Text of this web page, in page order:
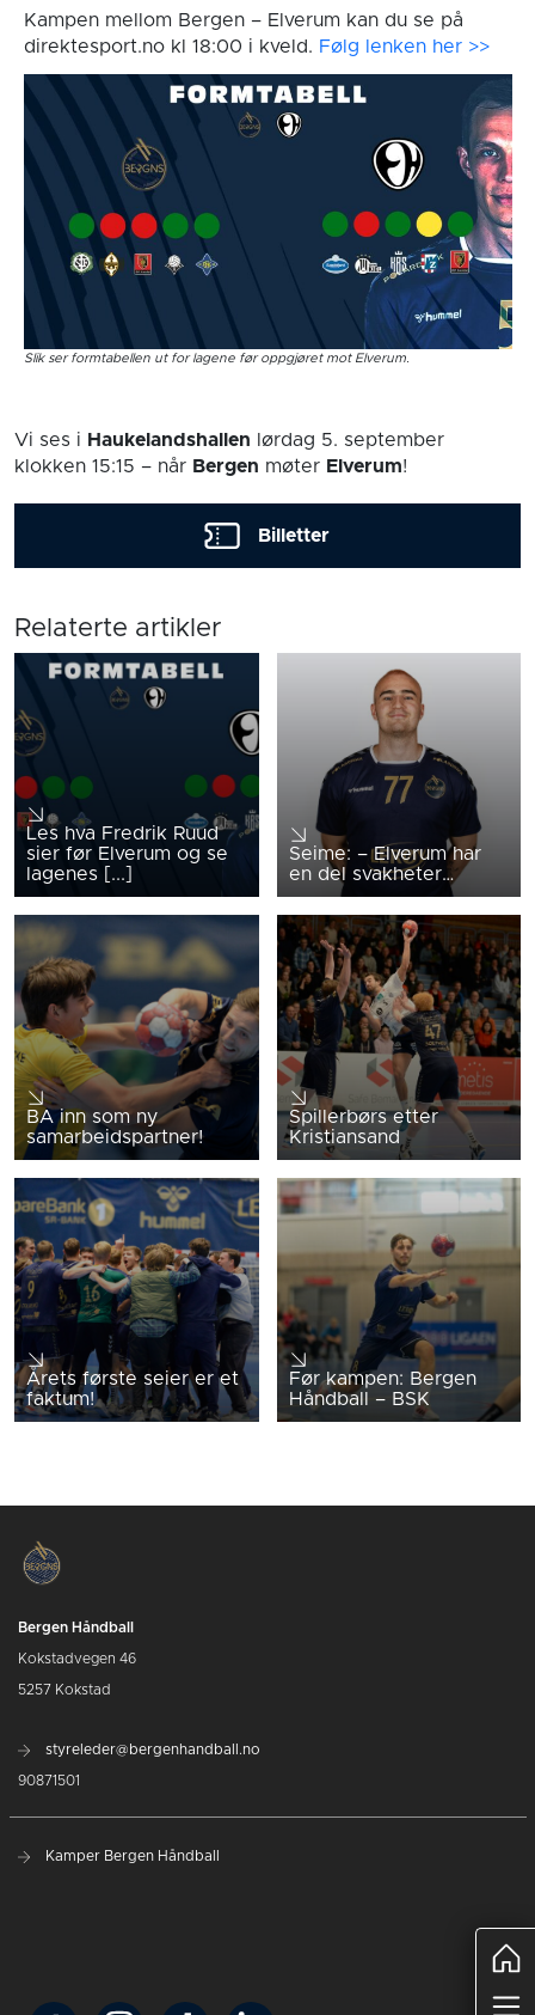
Kampen mellom Bergen – Elverum kan du se på
direktesport.no kl 18:00 i kveld. Følg lenken her >>
Slik ser formtabellen ut for lagene før oppgjøret mot Elverum.
Vi ses i Haukelandshallen lørdag 5. september
klokken 15:15 – når Bergen møter Elverum!
Billetter
Relaterte artikler
Les hva Fredrik Ruud
sier før Elverum og se
lagenes [...]
Seime: – Elverum har
en del svakheter…
BA inn som ny
samarbeidspartner!
Spillerbørs etter
Kristiansand
Årets første seier er et
faktum!
Før kampen: Bergen
Håndball – BSK
Bergen Håndball
Kokstadvegen 46
5257 Kokstad
styreleder@bergenhandball.no
90871501
Kamper Bergen Håndball